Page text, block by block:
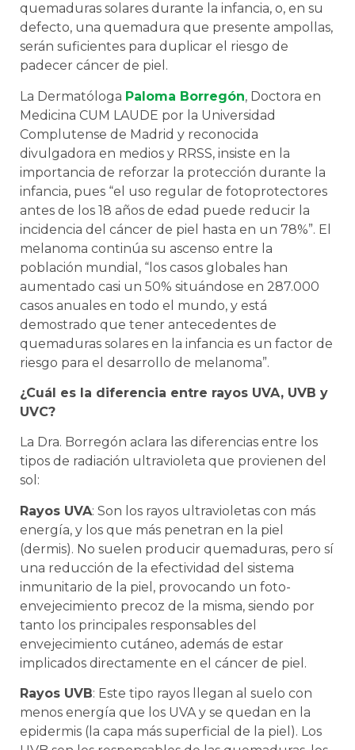
quemaduras solares durante la infancia, o, en su
defecto, una quemadura que presente ampollas,
serán suficientes para duplicar el riesgo de
padecer cáncer de piel.
La Dermatóloga Paloma Borregón, Doctora en
Medicina CUM LAUDE por la Universidad
Complutense de Madrid y reconocida
divulgadora en medios y RRSS, insiste en la
importancia de reforzar la protección durante la
infancia, pues “el uso regular de fotoprotectores
antes de los 18 años de edad puede reducir la
incidencia del cáncer de piel hasta en un 78%”. El
melanoma continúa su ascenso entre la
población mundial, “los casos globales han
aumentado casi un 50% situándose en 287.000
casos anuales en todo el mundo, y está
demostrado que tener antecedentes de
quemaduras solares en la infancia es un factor de
riesgo para el desarrollo de melanoma”.
¿Cuál es la diferencia entre rayos UVA, UVB y
UVC?
La Dra. Borregón aclara las diferencias entre los
tipos de radiación ultravioleta que provienen del
sol:
Rayos UVA: Son los rayos ultravioletas con más
energía, y los que más penetran en la piel
(dermis). No suelen producir quemaduras, pero sí
una reducción de la efectividad del sistema
inmunitario de la piel, provocando un foto-
envejecimiento precoz de la misma, siendo por
tanto los principales responsables del
envejecimiento cutáneo, además de estar
implicados directamente en el cáncer de piel.
Rayos UVB: Este tipo rayos llegan al suelo con
menos energía que los UVA y se quedan en la
epidermis (la capa más superficial de la piel). Los